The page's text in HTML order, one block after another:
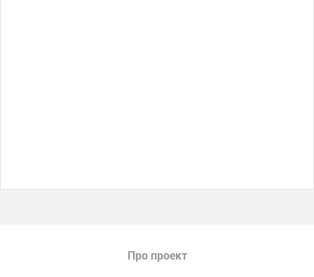
Про проект